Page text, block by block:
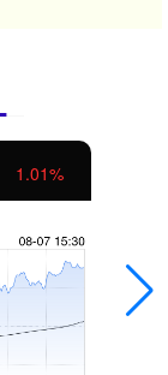
1.01%